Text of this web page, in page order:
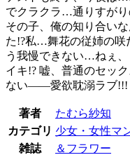
でクラクラ…通りすが
その子、俺の知り合い
た!?私…舞花の従姉の
う我慢できない…ねぇ
イキ!? 嘘、普通のセッ
ない――愛欲耽溺ラブ!!!
著者
たむら紗知
カテゴリ 少女・女性マ
雑誌
＆フラワー